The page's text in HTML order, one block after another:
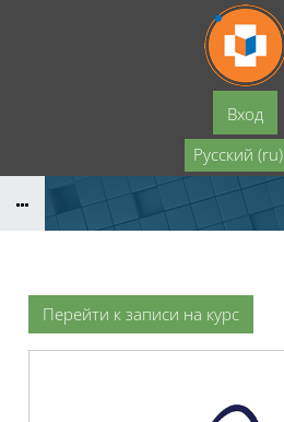
Перейти к основному содержанию
Вход
Русский ‎(ru)‎
Перейти к записи на курс